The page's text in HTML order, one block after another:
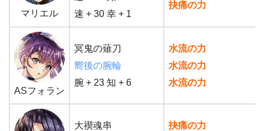
マリエル
速 + 30 幸 + 1
抉痛の力
ASフォラン
冥鬼の薙刀
嚮後の腕輪
腕 + 23 知 + 6
水流の力
水流の力
水流の力
大禊魂串 抉痛の力